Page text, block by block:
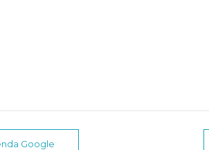
Google